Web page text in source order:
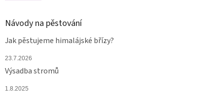
Návody na pěstování
Jak pěstujeme himalájské břízy?
23.7.2026
Výsadba stromů
1.8.2025